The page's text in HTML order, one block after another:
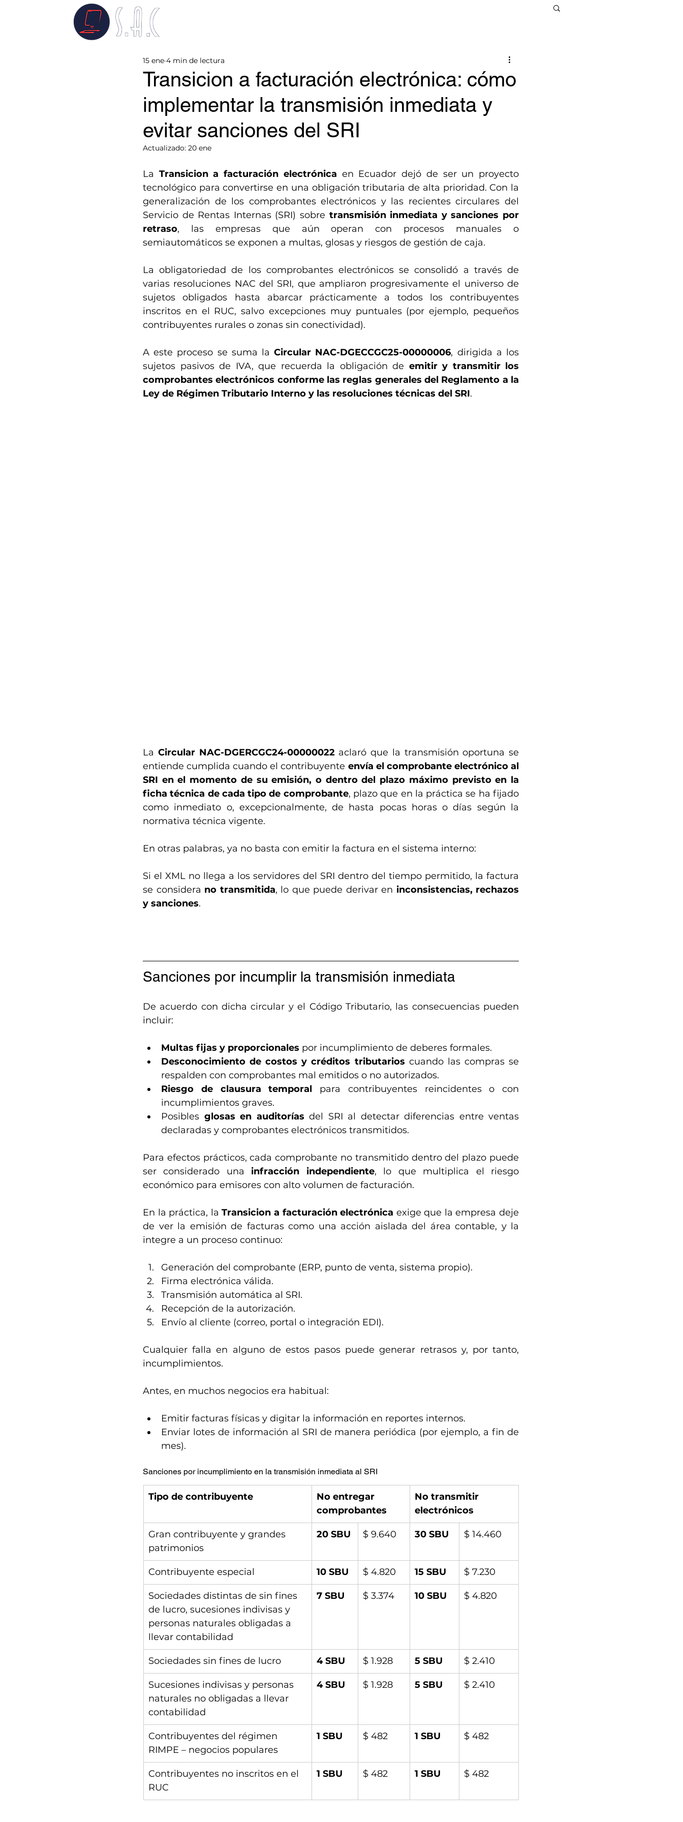
Transicion a facturación electrónica: cómo
implementar la transmisión inmediata y
evitar sanciones del SRI
15 ene 4 min de lectura
Actualizado: 20 ene
La Transicion a facturación electrónica en Ecuador dejó de ser un proyecto
tecnológico para convertirse en una obligación tributaria de alta prioridad. Con la
generalización de los comprobantes electrónicos y las recientes circulares del
Servicio de Rentas Internas (SRI) sobre transmisión inmediata y sanciones por
retraso, las empresas que aún operan con procesos manuales o
semiautomáticos se exponen a multas, glosas y riesgos de gestión de caja.
La obligatoriedad de los comprobantes electrónicos se consolidó a través de
varias resoluciones NAC del SRI, que ampliaron progresivamente el universo de
sujetos obligados hasta abarcar prácticamente a todos los contribuyentes
inscritos en el RUC, salvo excepciones muy puntuales (por ejemplo, pequeños
contribuyentes rurales o zonas sin conectividad).
A este proceso se suma la Circular NAC-DGECCGC25-00000006, dirigida a los
sujetos pasivos de IVA, que recuerda la obligación de emitir y transmitir los
comprobantes electrónicos conforme las reglas generales del Reglamento a la
Ley de Régimen Tributario Interno y las resoluciones técnicas del SRI.
La Circular NAC-DGERCGC24-00000022 aclaró que la transmisión oportuna se
entiende cumplida cuando el contribuyente envía el comprobante electrónico al
SRI en el momento de su emisión, o dentro del plazo máximo previsto en la
ficha técnica de cada tipo de comprobante, plazo que en la práctica se ha fijado
como inmediato o, excepcionalmente, de hasta pocas horas o días según la
normativa técnica vigente.
En otras palabras, ya no basta con emitir la factura en el sistema interno:
Si el XML no llega a los servidores del SRI dentro del tiempo permitido, la factura
se considera no transmitida, lo que puede derivar en inconsistencias, rechazos
y sanciones.
Sanciones por incumplir la transmisión inmediata
De acuerdo con dicha circular y el Código Tributario, las consecuencias pueden
incluir:
Multas fijas y proporcionales por incumplimiento de deberes formales.
Desconocimiento de costos y créditos tributarios cuando las compras se
respalden con comprobantes mal emitidos o no autorizados.
Riesgo de clausura temporal para contribuyentes reincidentes o con
incumplimientos graves.
Posibles glosas en auditorías del SRI al detectar diferencias entre ventas
declaradas y comprobantes electrónicos transmitidos.
Para efectos prácticos, cada comprobante no transmitido dentro del plazo puede
ser considerado una infracción independiente, lo que multiplica el riesgo
económico para emisores con alto volumen de facturación.
En la práctica, la Transicion a facturación electrónica exige que la empresa deje
de ver la emisión de facturas como una acción aislada del área contable, y la
integre a un proceso continuo:
Generación del comprobante (ERP, punto de venta, sistema propio).
Firma electrónica válida.
Transmisión automática al SRI.
Recepción de la autorización.
Envío al cliente (correo, portal o integración EDI).
Cualquier falla en alguno de estos pasos puede generar retrasos y, por tanto,
incumplimientos.
Antes, en muchos negocios era habitual:
Emitir facturas físicas y digitar la información en reportes internos.
Enviar lotes de información al SRI de manera periódica (por ejemplo, a fin de
mes).
Sanciones por incumplimiento en la transmisión inmediata al SRI
Tipo de contribuyente
No entregar
comprobantes
No transmitir
electrónicos
Gran contribuyente y grandes
patrimonios
20 SBU $ 9.640 30 SBU $ 14.460
Contribuyente especial 10 SBU $ 4.820 15 SBU $ 7.230
Sociedades distintas de sin fines
de lucro, sucesiones indivisas y
personas naturales obligadas a
llevar contabilidad
7 SBU $ 3.374 10 SBU $ 4.820
Sociedades sin fines de lucro 4 SBU $ 1.928 5 SBU $ 2.410
Sucesiones indivisas y personas
naturales no obligadas a llevar
contabilidad
4 SBU $ 1.928 5 SBU $ 2.410
Contribuyentes del régimen
RIMPE – negocios populares
1 SBU $ 482 1 SBU $ 482
Contribuyentes no inscritos en el
RUC
1 SBU $ 482 1 SBU $ 482